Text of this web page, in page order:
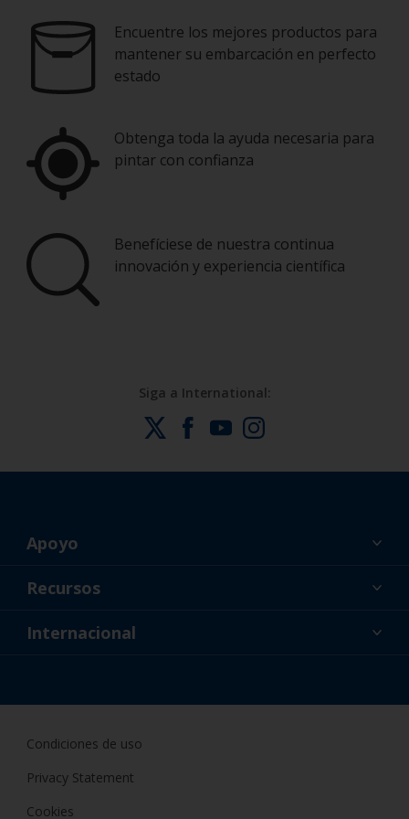
Encuentre los mejores productos para
mantener su embarcación en perfecto
estado
Obtenga toda la ayuda necesaria para
pintar con confianza
Benefíciese de nuestra continua
innovación y experiencia científica
Siga a International:
Apoyo
Acerca de nosotros
Recursos
Noticias
Internacional
Condiciones de uso
Privacy Statement
Cookies